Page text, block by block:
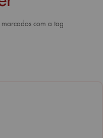
com a tag